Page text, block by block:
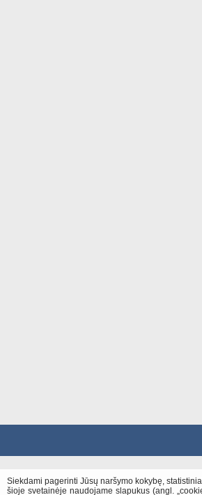
Siekdami pagerinti Jūsų naršymo kokybę,
šioje svetainėje naudojame slapukus (angl.